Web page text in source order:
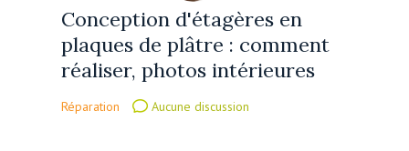
Conception d'étagères en
plaques de plâtre : comment
réaliser, photos intérieures
Réparation Aucune discussion